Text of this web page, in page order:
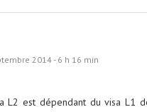
2014 - 6 h 16 min
L2 est dépendant du visa L1